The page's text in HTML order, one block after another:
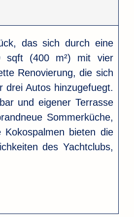
das sich durch eine
sqft (400 m²) mit vier
Renovierung, die sich
drei Autos hinzugefuegt.
und eigener Terrasse
Sommerküche,
Kokospalmen bieten die
des Yachtclubs,